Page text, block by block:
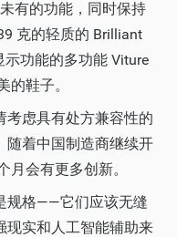
有的功能，同时保持
克的轻质的 Brilliant
功能的多功能 Viture
的鞋子。
考虑具有处方兼容性的
随着中国制造商继续开
月会有更多创新。
规格——它们应该无缝
现实和人工智能辅助来